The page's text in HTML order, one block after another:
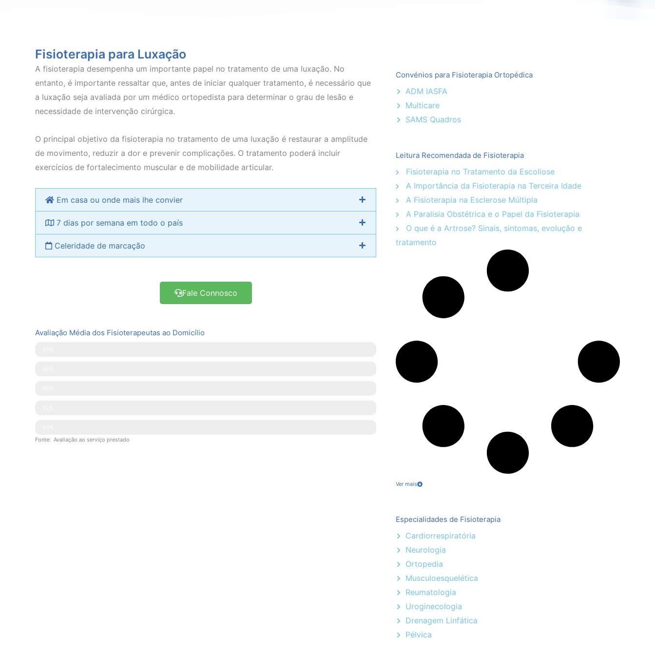
Fisioterapia para Luxação
A fisioterapia desempenha um importante papel no tratamento de uma luxação. No
entanto, é importante ressaltar que, antes de iniciar qualquer tratamento, é necessário que
a luxação seja avaliada por um médico ortopedista para determinar o grau de lesão e
necessidade de intervenção cirúrgica.
O principal objetivo da fisioterapia no tratamento de uma luxação é restaurar a amplitude
de movimento, reduzir a dor e prevenir complicações. O tratamento poderá incluir
exercícios de fortalecimento muscular e de mobilidade articular.
Em casa ou onde mais lhe convier
7 dias por semana em todo o país
Celeridade de marcação
Fale Connosco
Avaliação Média dos Fisioterapeutas ao Domicílio
Fonte: Avaliação ao serviço prestado
Convénios para Fisioterapia Ortopédica
ADM IASFA
Multicare
SAMS Quadros
Leitura Recomendada de Fisioterapia
Fisioterapia no Tratamento da Escoliose
A Importância da Fisioterapia na Terceira Idade
A Fisioterapia na Esclerose Múltipla
A Paralisia Obstétrica e o Papel da Fisioterapia
O que é a Artrose? Sinais, sintomas, evolução e
tratamento
Ver mais
Especialidades de Fisioterapia
Cardiorrespiratória
Neurologia
Ortopedia
Musculoesquelética
Reumatologia
Uroginecologia
Drenagem Linfática
Pélvica